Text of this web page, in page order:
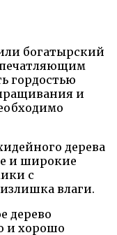
богатырский
гордостью
и
дерева
и широкие
с
влаги.
дерево
и хорошо